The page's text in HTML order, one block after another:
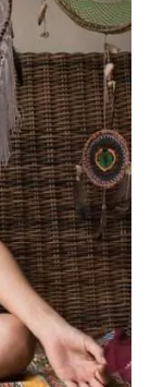
Añadir
a la
lista
de
deseos